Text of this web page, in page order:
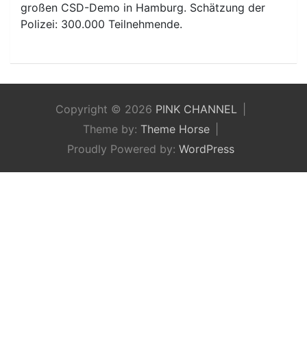
großen CSD-Demo in Hamburg. Schätzung der
Polizei: 300.000 Teilnehmende.
Copyright © 2026 PINK CHANNEL
Theme by: Theme Horse
Proudly Powered by: WordPress